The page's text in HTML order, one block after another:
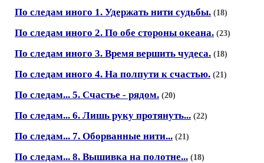
По следам иного 1. Удержать нити судьбы. (18)
По следам иного 2. По обе стороны океана. (23)
По следам иного 3. Время вершить чудеса. (18)
По следам иного 4. На полпути к счастью. (21)
По следам... 5. Счастье - рядом. (20)
По следам... 6. Лишь руку протянуть... (22)
По следам... 7. Оборванные нити... (21)
По следам... 8. Вышивка на полотне... (18)